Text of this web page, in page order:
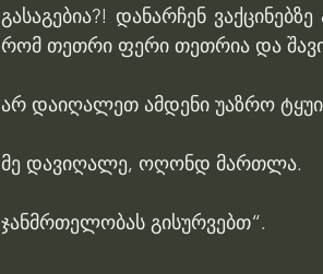
გასაგებია?! დანარჩენ
რომ თეთრი ფერი თეთრია და
არ დაიღალეთ ამდენი უაზრო
მე დავიღალე, ოღონდ მართლა.
ჯანმრთელობას გისურვებთ“.